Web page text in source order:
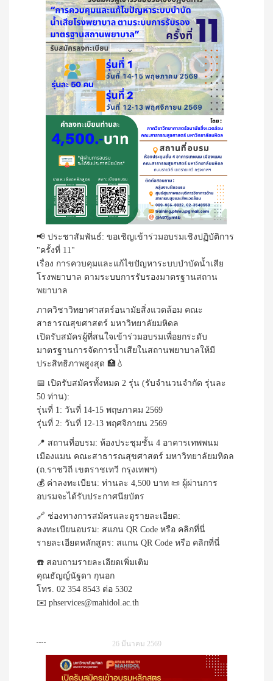
📢 ประชาสัมพันธ์: ขอเชิญเข้าร่วมอบรมเชิงปฏิบัติการ
"ครั้งที่ 11"
เรื่อง การควบคุมและแก้ไขปัญหาระบบบำบัดน้ำเสีย
โรงพยาบาล ตามระบบการรับรองมาตรฐานสถาน
พยาบาล
ภาควิชาวิทยาศาสตร์อนามัยสิ่งแวดล้อม คณะ
สาธารณสุขศาสตร์ มหาวิทยาลัยมหิดล
เปิดรับสมัครผู้ที่สนใจเข้าร่วมอบรมเพื่อยกระดับ
มาตรฐานการจัดการน้ำเสียในสถานพยาบาลให้มี
ประสิทธิภาพสูงสุด 🏥💧
📅 เปิดรับสมัครทั้งหมด 2 รุ่น (รับจำนวนจำกัด รุ่นละ
50 ท่าน):
รุ่นที่ 1: วันที่ 14-15 พฤษภาคม 2569
รุ่นที่ 2: วันที่ 12-13 พฤศจิกายน 2569
📍 สถานที่อบรม: ห้องประชุมชั้น 4 อาคารเทพพนม
เมืองแมน คณะสาธารณสุขศาสตร์ มหาวิทยาลัยมหิดล
(ถ.ราชวิถี เขตราชเทวี กรุงเทพฯ)
💰 ค่าลงทะเบียน: ท่านละ 4,500 บาท 📜 ผู้ผ่านการ
อบรมจะได้รับประกาศนียบัตร
🔗 ช่องทางการสมัครและดูรายละเอียด:
ลงทะเบียนอบรม: สแกน QR Code หรือ คลิกที่นี่
รายละเอียดหลักสูตร: สแกน QR Code หรือ คลิกที่นี่
☎️ สอบถามรายละเอียดเพิ่มเติม
คุณธัญญ์นัฐดา กุนอก
โทร. 02 354 8543 ต่อ 5302
✉️ phservices@mahidol.ac.th
26 มีนาคม 2569